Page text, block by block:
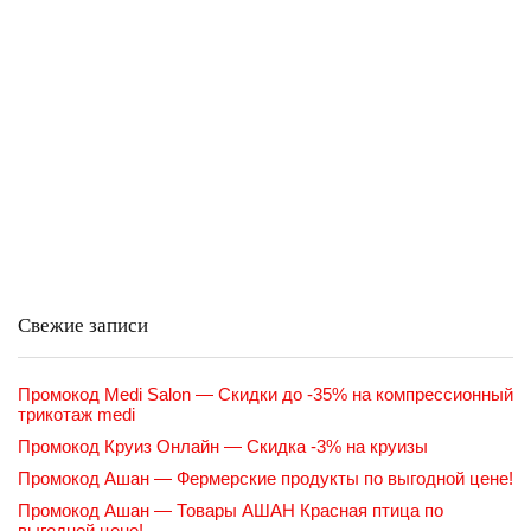
Свежие записи
Промокод Medi Salon — Скидки до -35% на компрессионный
трикотаж medi
Промокод Круиз Онлайн — Скидка -3% на круизы
Промокод Ашан — Фермерские продукты по выгодной цене!
Промокод Ашан — Товары АШАН Красная птица по